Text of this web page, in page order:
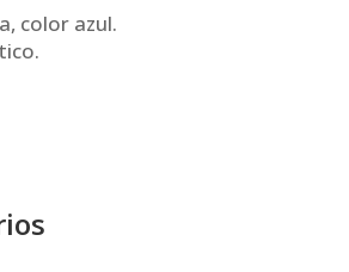
color azul.